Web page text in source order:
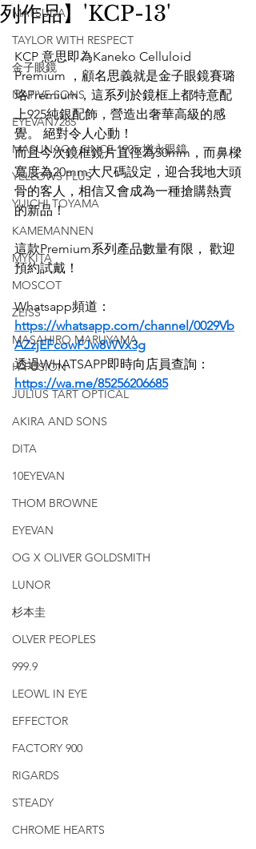
MATSUDA
TAYLOR WITH RESPECT
金子眼鏡
NATIVE SONS
EYEVAN7285
MASUNAGA SINCE 1905 增永眼鏡
YELLOWS PLUS
YUICHI TOYAMA
KAMEMANNEN
MYKITA
MOSCOT
ZEISS
MASAHIRO MARUYAMA
H-FUSION
JULIUS TART OPTICAL
AKIRA AND SONS
DITA
10EYEVAN
THOM BROWNE
EYEVAN
OG X OLIVER GOLDSMITH
LUNOR
杉本圭
OLVER PEOPLES
999.9
LEOWL IN EYE
EFFECTOR
FACTORY 900
RIGARDS
STEADY
CHROME HEARTS
列作品】'KCP-13'
KCP 意思即為Kaneko Celluloid
Premium ，顧名思義就是金子眼鏡賽璐
珞Premium，這系列於鏡框上都特意配
上925純銀配飾，營造出奢華高級的感
覺。 絕對令人心動！
而且今次鏡框鏡片直徑為50mm，而鼻樑
寬度為20mm大尺碼設定，迎合我地大頭
骨的客人，相信又會成為一種搶購熱賣
的新品！
這款Premium系列產品數量有限， 歡迎
預約試戴！
Whatsapp頻道：
https://whatsapp.com/channel/0029Vb
AZzjEFcowFJw8WVx3g
透過WHATSAPP即時向店員查詢：
https://wa.me/85256206685